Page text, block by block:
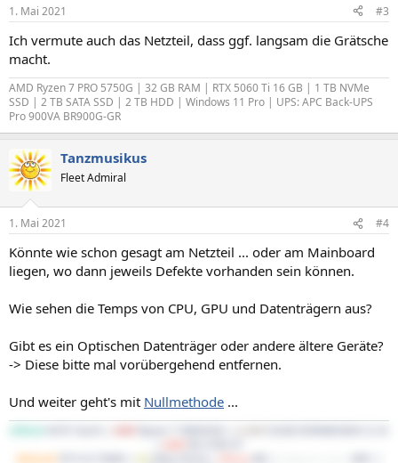
1. Mai 2021 #3
Ich vermute auch das Netzteil, dass ggf. langsam die Grätsche
macht.
AMD Ryzen 7 PRO 5750G | 32 GB RAM | RTX 5060 Ti 16 GB | 1 TB NVMe
SSD | 2 TB SATA SSD | 2 TB HDD | Windows 11 Pro | UPS: APC Back-UPS
Pro 900VA BR900G-GR
Tanzmusikus
Fleet Admiral
1. Mai 2021 #4
Könnte wie schon gesagt am Netzteil ... oder am Mainboard
liegen, wo dann jeweils Defekte vorhanden sein können.
Wie sehen die Temps von CPU, GPU und Datenträgern aus?
Gibt es ein Optischen Datenträger oder andere ältere Geräte?
-> Diese bitte mal vorübergehend entfernen.
Und weiter geht's mit Nullmethode ...